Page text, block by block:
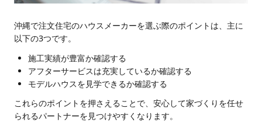
沖縄で注文住宅のハウスメーカーを選ぶ際のポイントは、主に
以下の3つです。
施工実績が豊富か確認する
アフターサービスは充実しているか確認する
モデルハウスを見学できるか確認する
これらのポイントを押さえることで、安心して家づくりを任せ
られるパートナーを見つけやすくなります。